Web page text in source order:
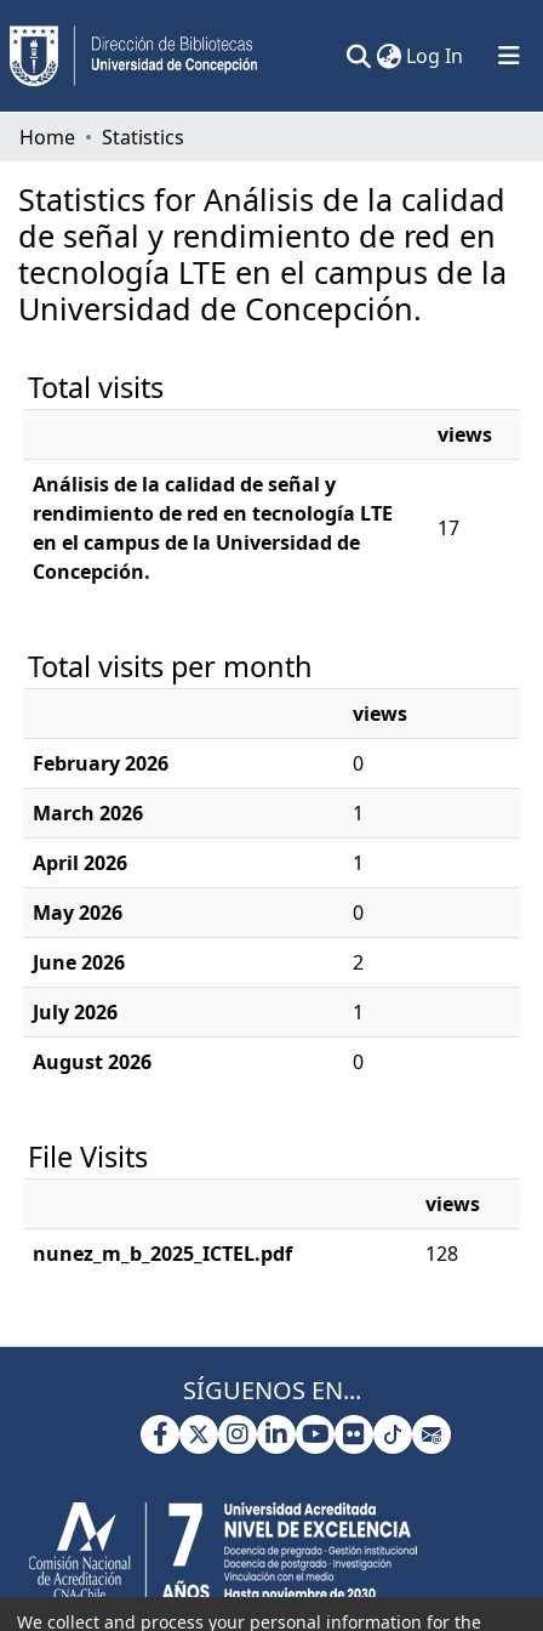
Log In (current)
Communities & Collections
All of DSpace
Home Statistics
Statistics for Análisis de la calidad
de señal y rendimiento de red en
tecnología LTE en el campus de la
Universidad de Concepción.
Total visits
views
Análisis de la calidad de señal y
rendimiento de red en tecnología LTE
en el campus de la Universidad de
Concepción.
17
Total visits per month
views
February 2026
0
March 2026
1
April 2026
1
May 2026
0
June 2026
2
July 2026
1
August 2026
0
File Visits
views
nunez_m_b_2025_ICTEL.pdf
128
SÍGUENOS EN...
We collect and process your personal information for the